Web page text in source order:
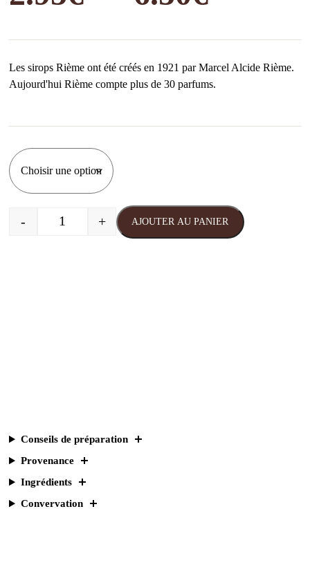
de
prix :
6.50€
Les sirops Rième ont été créés en 1921 par Marcel Alcide Rième.
Aujourd'hui Rième compte plus de 30 parfums.
quantité de Sirop de Fraise Rieme
- + AJOUTER AU PANIER
Conseils de préparation
Provenance
Ingrédients
Convervation